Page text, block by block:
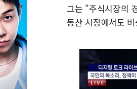
그는 "주식시장의
동산 시장에서도